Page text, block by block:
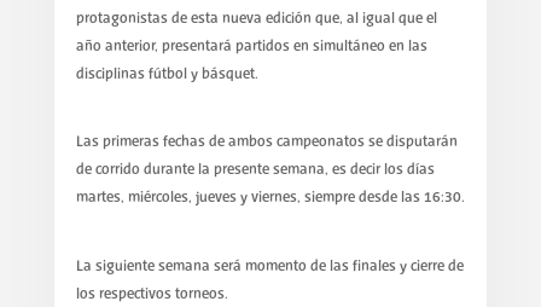
protagonistas de esta nueva edición que, al igual que el
año anterior, presentará partidos en simultáneo en las
disciplinas fútbol y básquet.
Las primeras fechas de ambos campeonatos se disputarán
de corrido durante la presente semana, es decir los días
martes, miércoles, jueves y viernes, siempre desde las 16:30.
La siguiente semana será momento de las finales y cierre de
los respectivos torneos.